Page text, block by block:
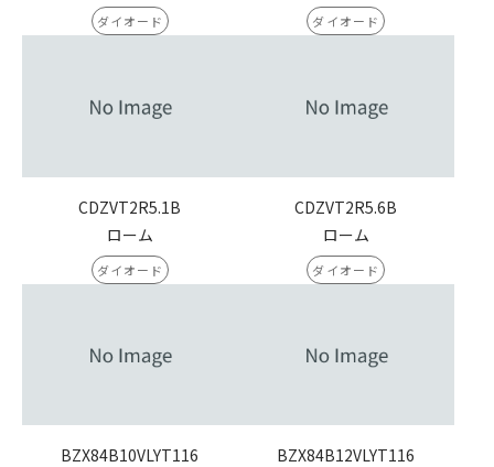
ダイオード ダイオード
CDZVT2R5.1B
ローム
ダイオード
CDZVT2R5.6B
ローム
ダイオード
BZX84B10VLYT116
BZX84B12VLYT116